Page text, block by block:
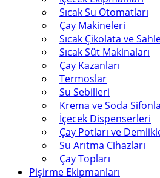
Sıcak Su Otomatları
Çay Makineleri
Sıcak Çikolata ve
Sıcak Süt Makinaları
Çay Kazanları
Termoslar
Su Sebilleri
Krema ve Soda
İçecek Dispenserleri
Çay Potları ve
Su Arıtma Cihazları
Çay Topları
Pişirme Ekipmanları